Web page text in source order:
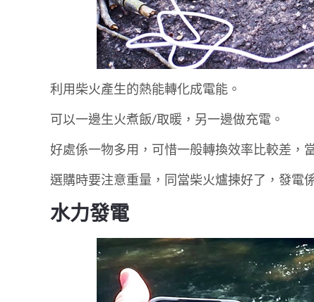
利用柴火產生的熱能轉化成電能。
可以一邊生火煮飯/取暖，另一邊做充電。
好處係一物多用，可惜一般轉換效率比較差，
選購時要注意重量，同當柴火爐揀好了，發電
水力發電